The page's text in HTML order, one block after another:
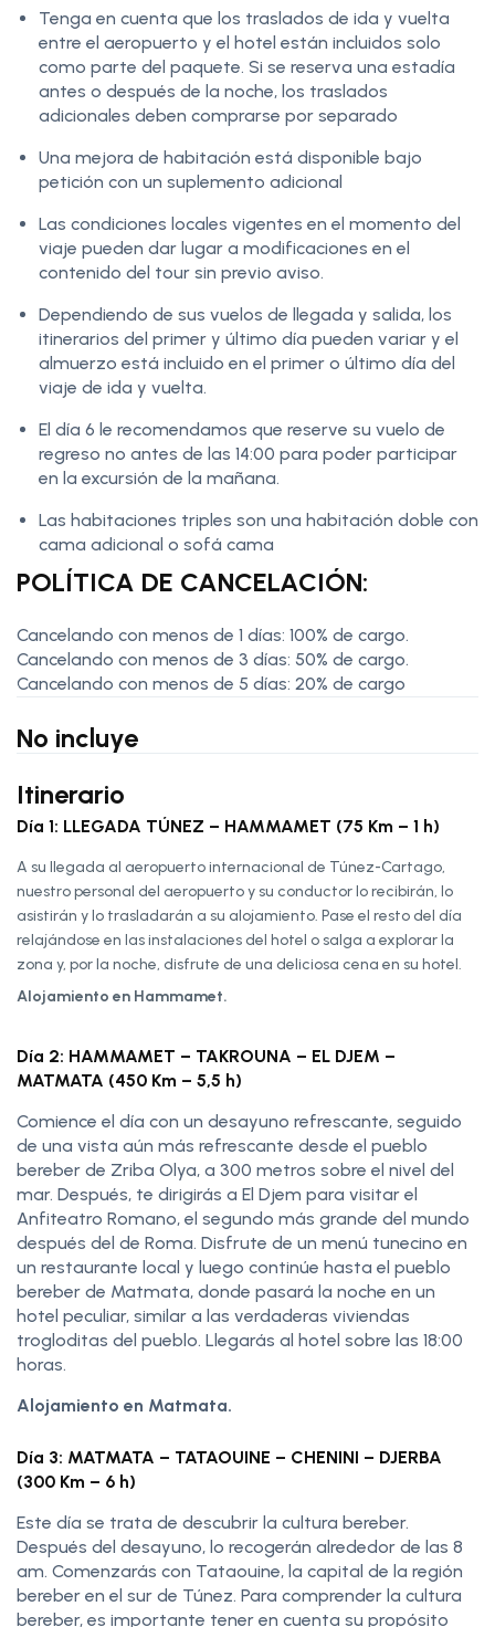
Tenga en cuenta que los traslados de ida y vuelta
entre el aeropuerto y el hotel están incluidos solo
como parte del paquete. Si se reserva una estadía
antes o después de la noche, los traslados
adicionales deben comprarse por separado
Una mejora de habitación está disponible bajo
petición con un suplemento adicional
Las condiciones locales vigentes en el momento del
viaje pueden dar lugar a modificaciones en el
contenido del tour sin previo aviso.
Dependiendo de sus vuelos de llegada y salida, los
itinerarios del primer y último día pueden variar y el
almuerzo está incluido en el primer o último día del
viaje de ida y vuelta.
El día 6 le recomendamos que reserve su vuelo de
regreso no antes de las 14:00 para poder participar
en la excursión de la mañana.
Las habitaciones triples son una habitación doble con
cama adicional o sofá cama
POLÍTICA DE CANCELACIÓN:
Cancelando con menos de 1 días: 100% de cargo.
Cancelando con menos de 3 días: 50% de cargo.
Cancelando con menos de 5 días: 20% de cargo
No incluye
Itinerario
Día 1: LLEGADA TÚNEZ – HAMMAMET (75 Km – 1 h)
A su llegada al aeropuerto internacional de Túnez-Cartago,
nuestro personal del aeropuerto y su conductor lo recibirán, lo
asistirán y lo trasladarán a su alojamiento. Pase el resto del día
relajándose en las instalaciones del hotel o salga a explorar la
zona y, por la noche, disfrute de una deliciosa cena en su hotel.
Alojamiento en Hammamet.
Día 2: HAMMAMET – TAKROUNA – EL DJEM –
MATMATA (450 Km – 5,5 h)
Comience el día con un desayuno refrescante, seguido
de una vista aún más refrescante desde el pueblo
bereber de Zriba Olya, a 300 metros sobre el nivel del
mar. Después, te dirigirás a El Djem para visitar el
Anfiteatro Romano, el segundo más grande del mundo
después del de Roma. Disfrute de un menú tunecino en
un restaurante local y luego continúe hasta el pueblo
bereber de Matmata, donde pasará la noche en un
hotel peculiar, similar a las verdaderas viviendas
trogloditas del pueblo. Llegarás al hotel sobre las 18:00
horas.
Alojamiento en Matmata.
Día 3: MATMATA – TATAOUINE – CHENINI – DJERBA
(300 Km – 6 h)
Este día se trata de descubrir la cultura bereber.
Después del desayuno, lo recogerán alrededor de las 8
am. Comenzarás con Tataouine, la capital de la región
bereber en el sur de Túnez. Para comprender la cultura
bereber, es importante tener en cuenta su propósito